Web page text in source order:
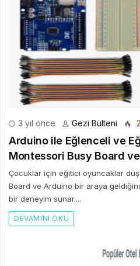
3 yıl önce Gezi Bülteni
Arduino ile Eğlenceli ve
Montessori Busy Board
Çocuklar için eğitici oyuncaklar
Board ve Arduino bir araya
bir deneyim sunar....
DEVAMINI OKU